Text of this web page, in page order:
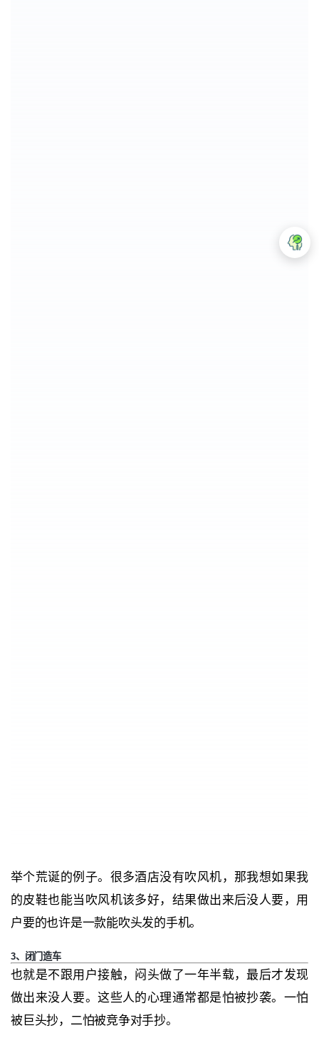
举个荒诞的例子。很多酒店没有吹风机，那我想如果我
的皮鞋也能当吹风机该多好，结果做出来后没人要，用
户要的也许是一款能吹头发的手机。
3、闭门造车
也就是不跟用户接触，闷头做了一年半载，最后才发现
做出来没人要。这些人的心理通常都是怕被抄袭。一怕
被巨头抄，二怕被竞争对手抄。